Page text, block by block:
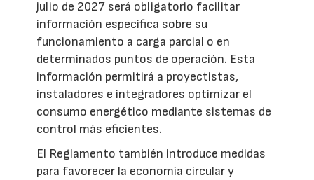
julio de 2027 será obligatorio facilitar
información específica sobre su
funcionamiento a carga parcial o en
determinados puntos de operación. Esta
información permitirá a proyectistas,
instaladores e integradores optimizar el
consumo energético mediante sistemas de
control más eficientes.
El Reglamento también introduce medidas
para favorecer la economía circular y